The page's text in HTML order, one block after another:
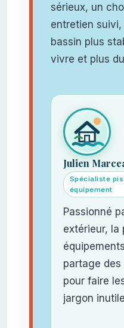
sérieux, un
entretien
bassin plus
vivre et plus
Julien
Spécialiste
équipement
Passionné
extérieur, la
partage des
pour faire
jargon